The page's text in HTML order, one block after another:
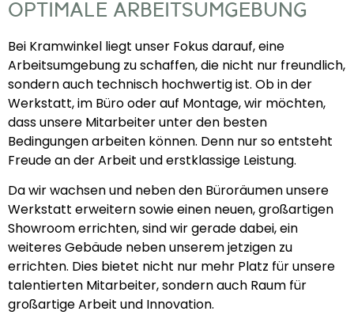
OPTIMALE ARBEITSUMGEBUNG
Bei Kramwinkel liegt unser Fokus darauf, eine
Arbeitsumgebung zu schaffen, die nicht nur freundlich,
sondern auch technisch hochwertig ist. Ob in der
Werkstatt, im Büro oder auf Montage, wir möchten,
dass unsere Mitarbeiter unter den besten
Bedingungen arbeiten können. Denn nur so entsteht
Freude an der Arbeit und erstklassige Leistung.
Da wir wachsen und neben den Büroräumen unsere
Werkstatt erweitern sowie einen neuen, großartigen
Showroom errichten, sind wir gerade dabei, ein
weiteres Gebäude neben unserem jetzigen zu
errichten. Dies bietet nicht nur mehr Platz für unsere
talentierten Mitarbeiter, sondern auch Raum für
großartige Arbeit und Innovation.